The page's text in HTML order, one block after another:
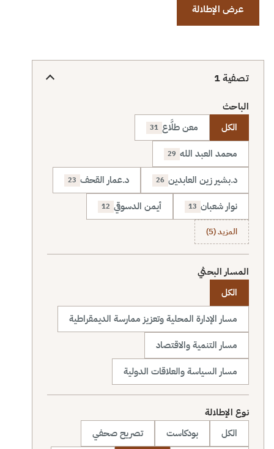
عرض الإطلالة
تصفية1
الباحث
الكل
معن طلَّاع 31
محمد العبد الله 29
د.بشير زين العابدين 26 د.عمار القحف 23
نوار شعبان 13 أيمن الدسوقي 12
المزيد (5)
المسار البحثي
الكل
مسار الإدارة المحلية وتعزيز ممارسة الديمقراطية
مسار التنمية والاقتصاد
مسار السياسة والعلاقات الدولية
نوع الإطلالة
الكل
بودكاست
تصريح صحفي